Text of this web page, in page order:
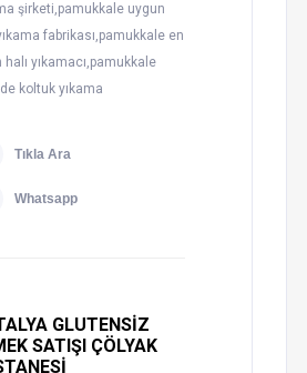
şirketi,pamukkale uygun
fabrikası,pamukkale en
halı yıkamacı,pamukkale
koltuk yıkama
Tıkla Ara
Whatsapp
GLUTENSİZ
SATIŞI ÇÖLYAK